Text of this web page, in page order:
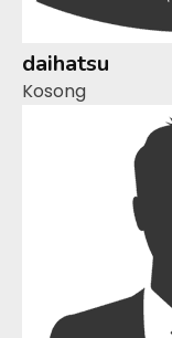
daihatsu
Kosong